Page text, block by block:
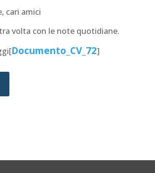
cari amici
volta con le note quotidiane.
Documento_CV_72]